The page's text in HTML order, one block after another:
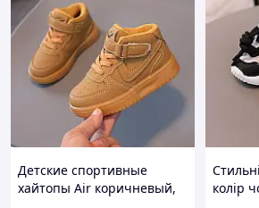
Детские спортивные
хайтопы Air коричневый,
колір